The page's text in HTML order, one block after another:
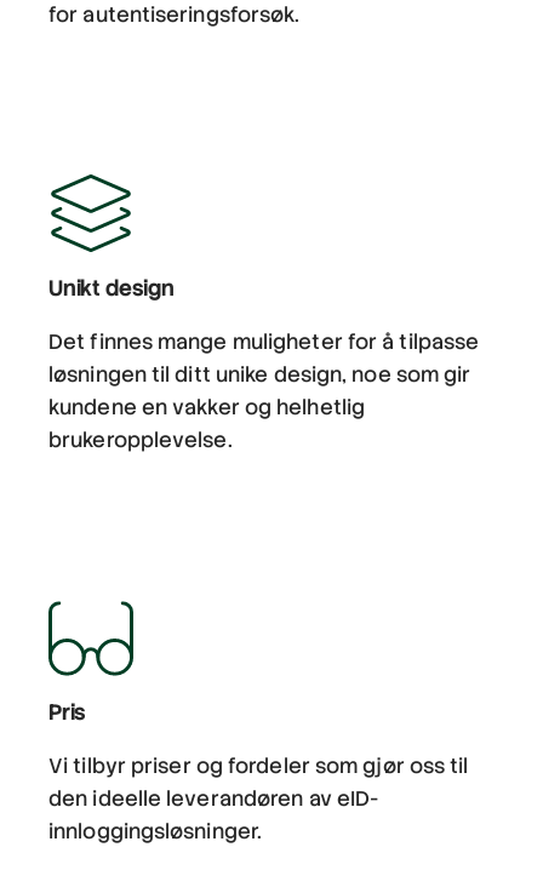
for autentiseringsforsøk.
Unikt design
Det finnes mange muligheter for å tilpasse
løsningen til ditt unike design, noe som gir
kundene en vakker og helhetlig
brukeropplevelse.
Pris
Vi tilbyr priser og fordeler som gjør oss til
den ideelle leverandøren av eID-
innloggingsløsninger.